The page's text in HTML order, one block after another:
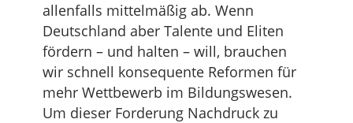
allenfalls mittelmäßig ab. Wenn
Deutschland aber Talente und Eliten
fördern – und halten – will, brauchen
wir schnell konsequente Reformen für
mehr Wettbewerb im Bildungswesen.
Um dieser Forderung Nachdruck zu